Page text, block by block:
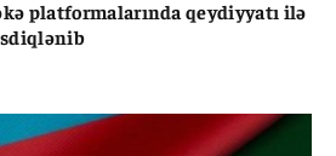
platformalarında qeydiyyatı ilə